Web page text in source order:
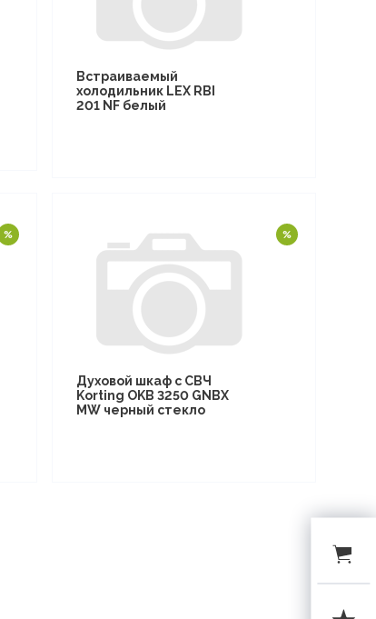
Встраиваемый
холодильник LEX RBI
201 NF белый
Духовой шкаф с СВЧ
Korting OKB 3250 GNBX
MW черный стекло